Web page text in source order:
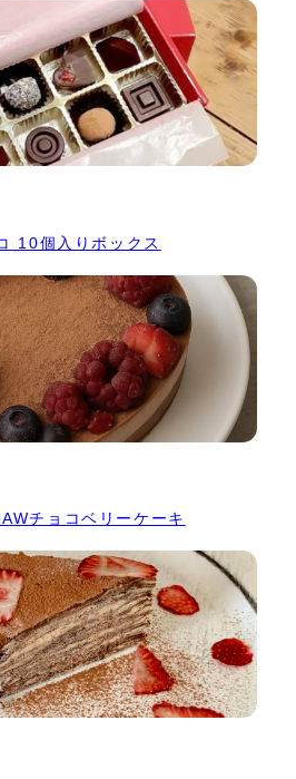
10個入りボックス
チョコベリーケーキ